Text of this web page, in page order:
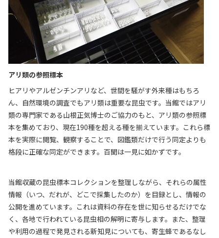
アリ類の参照標本
ヒアリやアルゼンチンアリなど、世間を騒がす外来種はもちろ
ん、自然環境の調査でもアリ類は重要な昆虫です。当館ではアリ
類の専門家である山根正気博士のご協力のもと、アリ類の参照標
本を集めており、現在190種を超える種を揃えています。 これら標
本を実際に閲覧、観察することで、図鑑類だけで行う同定よりも
格段に正確な同定ができます。百聞は一見に如かずです。
当館収蔵の昆虫標本コレクションを整理しながら、それらの属性
情報（いつ、だれが、どこで採集したのか）を目録とし、情報の
公開を進めています。これは資料の存在を世に知らせるだけでな
く、各地で行われている昆虫相の解明に寄与します。また、整理
や利用の過程で発見される新知見についても、寄生蜂であるなし